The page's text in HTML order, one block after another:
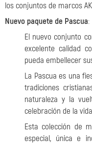
los conjuntos de marcos
Nuevo paquete de Pascua:
El nuevo conjunto
excelente calidad
pueda embellecer
La Pascua es una
tradiciones
naturaleza y la
celebración de la
Esta colección de
especial, única e